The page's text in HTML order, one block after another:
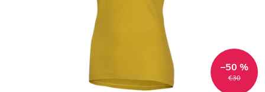
€30
–50 %